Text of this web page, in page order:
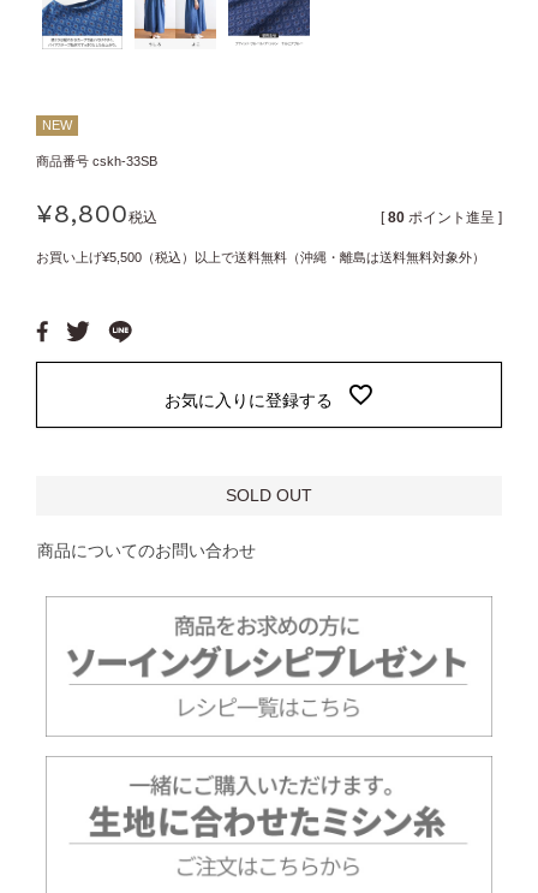
NEW
商品番号 cskh-33SB
¥8,800税込 [ 80 ポイント進呈 ]
お買い上げ¥5,500（税込）以上で送料無料（沖縄・離島は送料無料対象外）
お気に入りに登録する
SOLD OUT
商品についてのお問い合わせ